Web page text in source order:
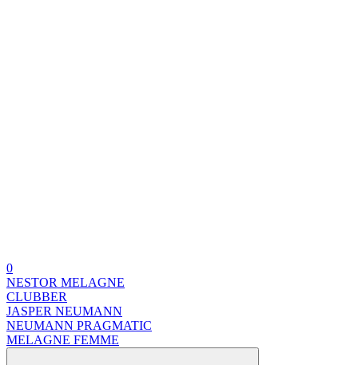
0
NESTOR MELAGNE
CLUBBER
JASPER NEUMANN
NEUMANN PRAGMATIC
MELAGNE FEMME